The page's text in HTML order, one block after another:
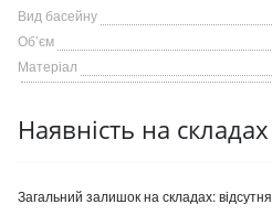
Вид басейну
Об’єм
Матеріал
Наявність на складах
Загальний залишок на складах:відсутня